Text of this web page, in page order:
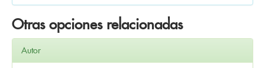
Otras opciones relacionadas
Autor